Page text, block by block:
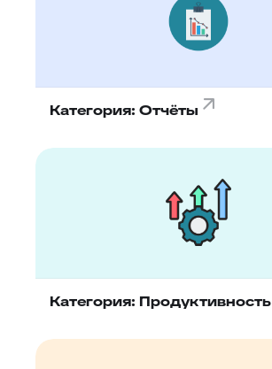
Категория: Отчёты
Категория: Продуктивность